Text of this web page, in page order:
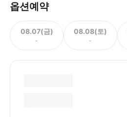
옵션예약
08.07(금)
-
08.08(토)
-